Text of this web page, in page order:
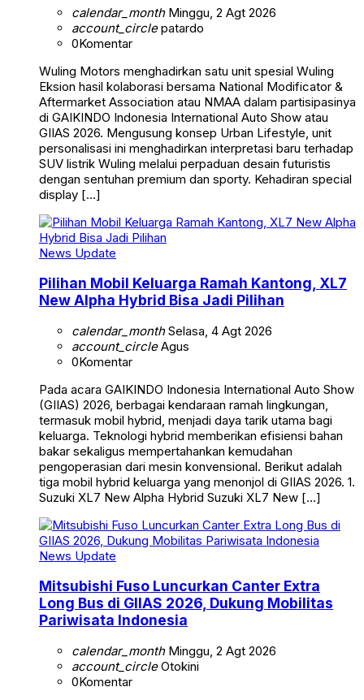
calendar_monthMinggu, 2 Agt 2026
account_circlepatardo
0Komentar
Wuling Motors menghadirkan satu unit spesial Wuling
Eksion hasil kolaborasi bersama National Modificator &
Aftermarket Association atau NMAA dalam partisipasinya
di GAIKINDO Indonesia International Auto Show atau
GIIAS 2026. Mengusung konsep Urban Lifestyle, unit
personalisasi ini menghadirkan interpretasi baru terhadap
SUV listrik Wuling melalui perpaduan desain futuristis
dengan sentuhan premium dan sporty. Kehadiran special
display […]
News Update
Pilihan Mobil Keluarga Ramah Kantong, XL7
New Alpha Hybrid Bisa Jadi Pilihan
calendar_monthSelasa, 4 Agt 2026
account_circleAgus
0Komentar
Pada acara GAIKINDO Indonesia International Auto Show
(GIIAS) 2026, berbagai kendaraan ramah lingkungan,
termasuk mobil hybrid, menjadi daya tarik utama bagi
keluarga. Teknologi hybrid memberikan efisiensi bahan
bakar sekaligus mempertahankan kemudahan
pengoperasian dari mesin konvensional. Berikut adalah
tiga mobil hybrid keluarga yang menonjol di GIIAS 2026. 1.
Suzuki XL7 New Alpha Hybrid Suzuki XL7 New […]
News Update
Mitsubishi Fuso Luncurkan Canter Extra
Long Bus di GIIAS 2026, Dukung Mobilitas
Pariwisata Indonesia
calendar_monthMinggu, 2 Agt 2026
account_circleOtokini
0Komentar